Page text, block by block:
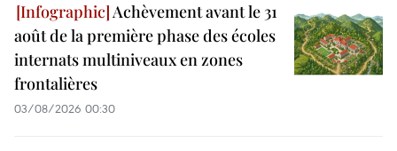
Achèvement avant le 31
août de la première phase des écoles
internats multiniveaux en zones
frontalières
03/08/2026 00:30